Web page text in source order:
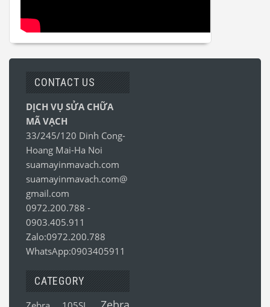
CONTACT US
DỊCH VỤ SỬA CHỮA
MÃ VẠCH
33/245/120 Dinh Cong-
Hoang Mai-Ha Noi
suamayinmavach.com
suamayinmavach.com@
gmail.com
0972.200.788 -
0903.405.911
Zalo:0972.200.788
WhatsApp:0903405911
CATEGORY